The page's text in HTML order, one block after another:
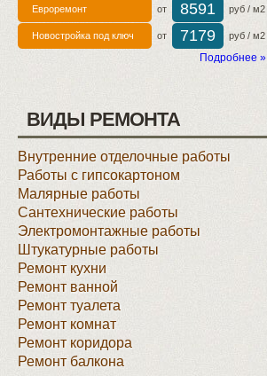
Евроремонт от 8591 руб / м2
Новостройка под ключ от 7179 руб / м2
Подробнее »
ВИДЫ РЕМОНТА
Внутренние отделочные работы
Работы с гипсокартоном
Малярные работы
Сантехнические работы
Электромонтажные работы
Штукатурные работы
Ремонт кухни
Ремонт ванной
Ремонт туалета
Ремонт комнат
Ремонт коридора
Ремонт балкона